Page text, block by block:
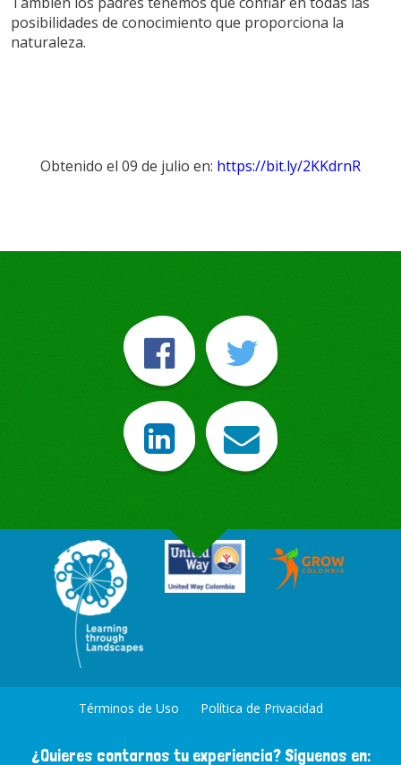
posibilidades de conocimiento que proporciona la
naturaleza.
Obtenido el 09 de julio en: https://bit.ly/2KKdrnR
Términos de Uso Política de Privacidad
¿Quieres contarnos tu experiencia? Siguenos en: